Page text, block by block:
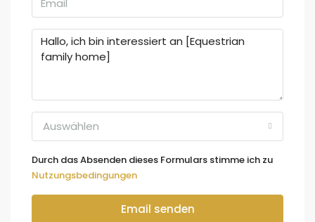
Auswählen
Durch das Absenden dieses Formulars stimme ich zu
Nutzungsbedingungen
Email senden